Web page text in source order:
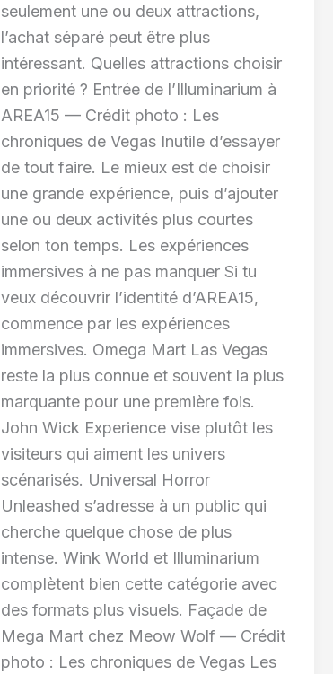
seulement une ou deux attractions,
l’achat séparé peut être plus
intéressant. Quelles attractions choisir
en priorité ? Entrée de l’Illuminarium à
AREA15 — Crédit photo : Les
chroniques de Vegas Inutile d’essayer
de tout faire. Le mieux est de choisir
une grande expérience, puis d’ajouter
une ou deux activités plus courtes
selon ton temps. Les expériences
immersives à ne pas manquer Si tu
veux découvrir l’identité d’AREA15,
commence par les expériences
immersives. Omega Mart Las Vegas
reste la plus connue et souvent la plus
marquante pour une première fois.
John Wick Experience vise plutôt les
visiteurs qui aiment les univers
scénarisés. Universal Horror
Unleashed s’adresse à un public qui
cherche quelque chose de plus
intense. Wink World et Illuminarium
complètent bien cette catégorie avec
des formats plus visuels. Façade de
Mega Mart chez Meow Wolf — Crédit
photo : Les chroniques de Vegas Les